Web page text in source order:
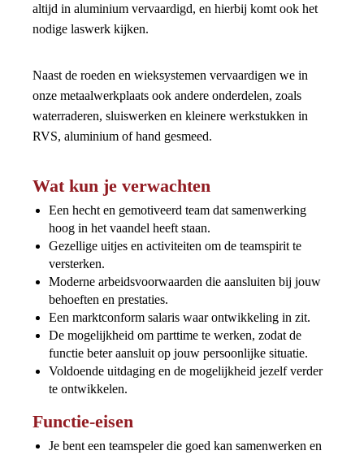
altijd in aluminium vervaardigd, en hierbij komt ook het
nodige laswerk kijken.
Naast de roeden en wieksystemen vervaardigen we in
onze metaalwerkplaats ook andere onderdelen, zoals
waterraderen, sluiswerken en kleinere werkstukken in
RVS, aluminium of hand gesmeed.
Wat kun je verwachten
Een hecht en gemotiveerd team dat samenwerking
hoog in het vaandel heeft staan.
Gezellige uitjes en activiteiten om de teamspirit te
versterken.
Moderne arbeidsvoorwaarden die aansluiten bij jouw
behoeften en prestaties.
Een marktconform salaris waar ontwikkeling in zit.
De mogelijkheid om parttime te werken, zodat de
functie beter aansluit op jouw persoonlijke situatie.
Voldoende uitdaging en de mogelijkheid jezelf verder
te ontwikkelen.
Functie-eisen
Je bent een teamspeler die goed kan samenwerken en